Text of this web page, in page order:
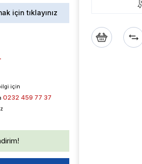
için tıklayınız
için
0232 459 77 37